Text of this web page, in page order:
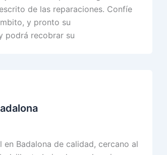
de las reparaciones. Confíe
y pronto su
podrá recobrar su
Badalona de calidad, cercano al